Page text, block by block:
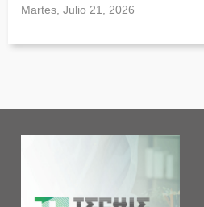
Martes, Julio 21, 2026